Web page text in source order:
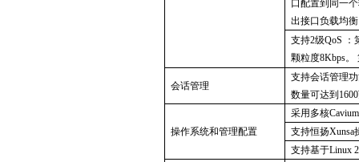
口配置到同一
出接口负载均
支持2级QoS ：
颗粒度8Kbps。
会话管理
支持会话管理
数量可达到
操作系统和管理配置
采用多核
支持恒扬Xunsa
支持基于Linux